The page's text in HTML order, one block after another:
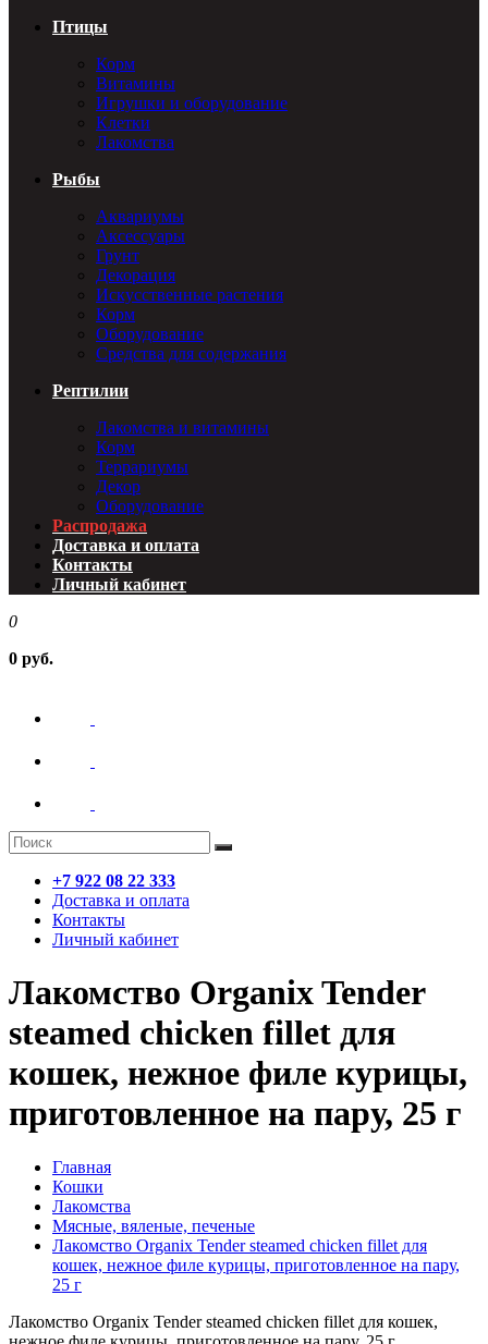
Птицы
Корм
Витамины
Игрушки и оборудование
Клетки
Лакомства
Рыбы
Аквариумы
Аксессуары
Грунт
Декорация
Искусственные растения
Корм
Оборудование
Средства для содержания
Рептилии
Лакомства и витамины
Корм
Террариумы
Декор
Оборудование
Распродажа
Доставка и оплата
Контакты
Личный кабинет
0
0 руб.
+7 922 08 22 333
Доставка и оплата
Контакты
Личный кабинет
Лакомство Organix Tender
steamed chicken fillet для
кошек, нежное филе курицы,
приготовленное на пару, 25 г
Главная
Кошки
Лакомства
Мясные, вяленые, печеные
Лакомство Organix Tender steamed chicken fillet для
кошек, нежное филе курицы, приготовленное на пару,
25 г
Лакомство Organix Tender steamed chicken fillet для кошек,